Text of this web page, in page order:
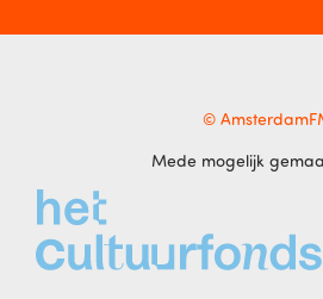
©
Mede mogelijk